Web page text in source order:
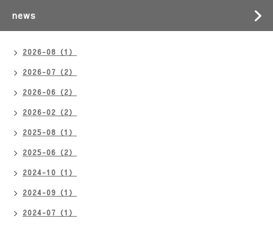
news
2026-08（1）
2026-07（2）
2026-06（2）
2026-02（2）
2025-08（1）
2025-06（2）
2024-10（1）
2024-09（1）
2024-07（1）